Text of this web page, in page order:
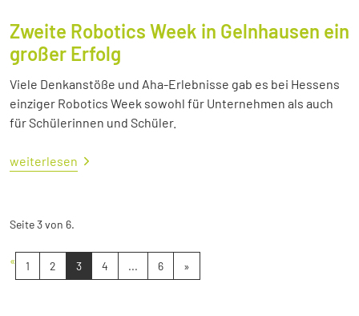
Zweite Robotics Week in Gelnhausen ein
großer Erfolg
Viele Denkanstöße und Aha-Erlebnisse gab es bei Hessens
einziger Robotics Week sowohl für Unternehmen als auch
für Schülerinnen und Schüler.
weiterlesen
Seite 3 von 6.
« 1 2 3 4 ... 6 »